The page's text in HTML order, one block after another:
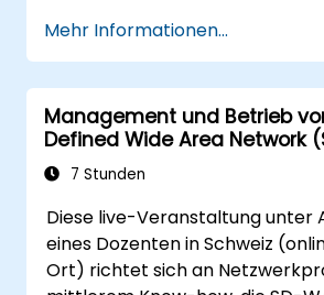
(Neutron). Die virtuelle
wird beschrieben, basierend
Virtual Network-Projekt, Open
OpenFlow. Das Ziel des Kurses
grundlegenden Operationen
Architektur von OpenStack zu
verschiedenen
OpenStack vertraut zu
erweiterte Informationen zu
Bereitstellungen erweitert
können andere zugrunde
Lösungen wie Linux Bridge oder
werden.
Mehr Informationen...
Management und Betrieb
Defined Wide Area Network
7 Stunden
Diese live-Veranstaltung unter
eines Dozenten in Schweiz
Ort) richtet sich an